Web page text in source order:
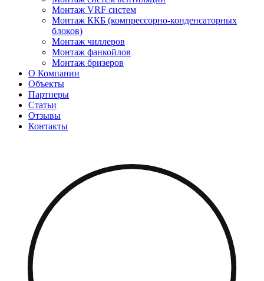
Монтаж VRF систем
Монтаж ККБ (компрессорно-конденсаторных
блоков)
Монтаж чиллеров
Монтаж фанкойлов
Монтаж бризеров
О Компании
Объекты
Партнеры
Статьи
Отзывы
Контакты